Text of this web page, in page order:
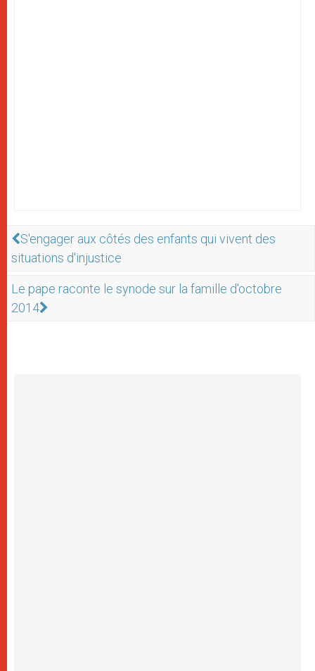
S'engager aux côtés des enfants qui vivent des
situations d'injustice
Le pape raconte le synode sur la famille d'octobre
2014